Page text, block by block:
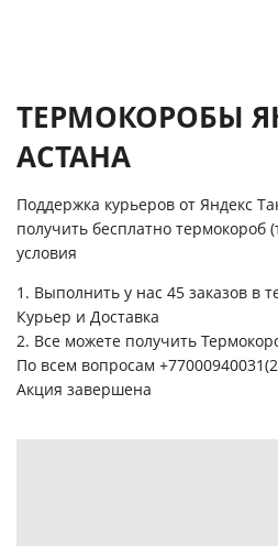
ТЕРМОКОРОБЫ
АСТАНА
Поддержка курьеров от Яндекс
получить бесплатно термокороб
условия
1. Выполнить у нас 45 заказов в
Курьер и Доставка
2. Все можете получить
По всем вопросам
Акция завершена